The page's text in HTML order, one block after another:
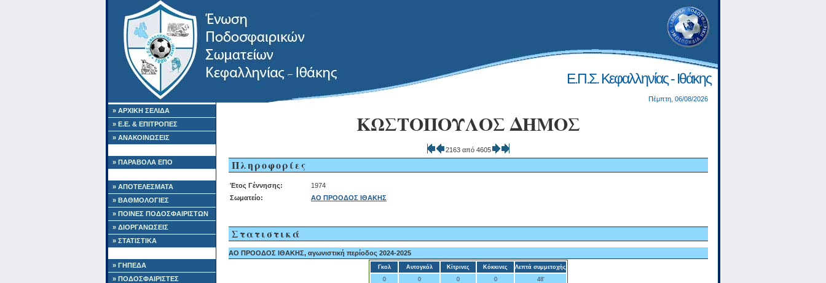
Ε.Π.Σ. Κεφαλληνίας - Ιθάκης
Πέμπτη, 06/08/2026
» ΑΡΧΙΚΗ ΣΕΛΙΔΑ
» Ε.Ε. & ΕΠΙΤΡΟΠΕΣ
» ΑΝΑΚΟΙΝΩΣΕΙΣ
» ΠΑΡΑΒΟΛΑ ΕΠΟ
» ΑΠΟΤΕΛΕΣΜΑΤΑ
» ΒΑΘΜΟΛΟΓΙΕΣ
» ΠΟΙΝΕΣ ΠΟΔΟΣΦΑΙΡΙΣΤΩΝ
» ΔΙΟΡΓΑΝΩΣΕΙΣ
» ΣΤΑΤΙΣΤΙΚΑ
» ΓΗΠΕΔΑ
» ΠΟΔΟΣΦΑΙΡΙΣΤΕΣ
ΚΩΣΤΟΠΟΥΛΟΣ ΔΗΜΟΣ
2163 από 4605
Πληροφορίες
Έτος Γέννησης:
1974
Σωματείο:
ΑΟ ΠΡΟΟΔΟΣ ΙΘΑΚΗΣ
Στατιστικά
ΑΟ ΠΡΟΟΔΟΣ ΙΘΑΚΗΣ, αγωνιστική περίοδος 2024-2025
Γκολ Αυτογκόλ Κίτρινες Κόκκινες
Λεπτά συμμετοχής
0
0 0 0
48'